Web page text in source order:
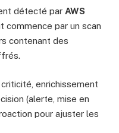
détecté par AWS
commence par un scan
contenant des
enrichissement
(alerte, mise en
pour ajuster les